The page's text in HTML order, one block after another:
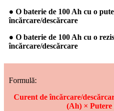
● O baterie de 100 Ah cu o
încărcare/descărcare
● O baterie de 100 Ah cu o
încărcare/descărcare
Formulă:
Curent de încărcare/
(Ah) × Putere